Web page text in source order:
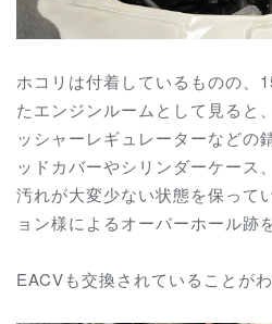
ホコリは付着しているものの、
たエンジンルームとして見ると、
ッシャーレギュレーターなどの
ッドカバーやシリンダーケース
汚れが大変少ない状態を保って
ョン様によるオーバーホール跡
EACVも交換されていることがわ